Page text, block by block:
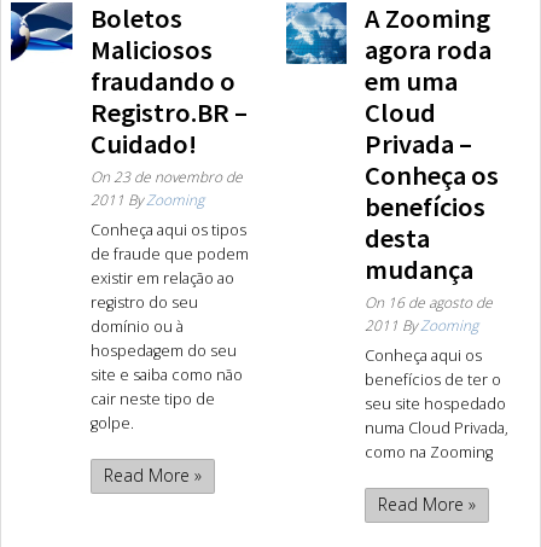
Boletos
Maliciosos
fraudando o
Registro.BR –
Cuidado!
On 23 de novembro de
2011 ByZooming
Conheça aqui os tipos
de fraude que podem
existir em relação ao
registro do seu
domínio ou à
hospedagem do seu
site e saiba como não
cair neste tipo de
golpe.
Read More »
A Zooming
agora roda
em uma
Cloud
Privada –
Conheça os
benefícios
desta
mudança
On 16 de agosto de
2011 ByZooming
Conheça aqui os
benefícios de ter o
seu site hospedado
numa Cloud Privada,
como na Zooming
Read More »